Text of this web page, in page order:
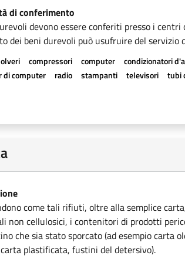
di conferimento
devono essere conferiti presso i
dei beni durevoli può usufruire del servizio
compressori computer condizionatori
di computer
radio stampanti televisori tubi
come tali rifiuti, oltre alla semplice
non cellulosici, i contenitori di prodotti
che sia stato sporcato (ad esempio
plastificata, fustini del detersivo).